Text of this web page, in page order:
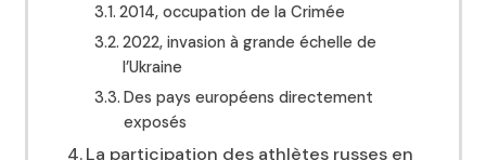
2014, occupation de la Crimée
2022, invasion à grande échelle de
l’Ukraine
Des pays européens directement
exposés
La participation des athlètes russes en